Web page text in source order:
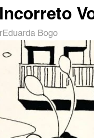
Eduarda Bogo